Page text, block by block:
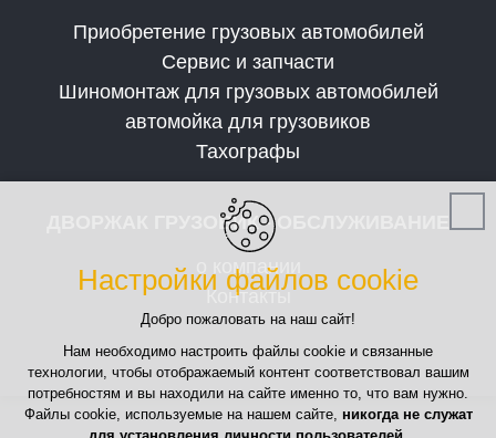
Приобретение грузовых автомобилей
Сервис и запчасти
Шиномонтаж для грузовых автомобилей
автомойка для грузовиков
Тахографы
ДВОРЖАК ГРУЗОВИК - ОБСЛУЖИВАНИЕ
о компании
Контакты
Настройки файлов cookie
Добро пожаловать на наш сайт!
Нам необходимо настроить файлы cookie и связанные
технологии, чтобы отображаемый контент соответствовал вашим
потребностям и вы находили на сайте именно то, что вам нужно.
Файлы cookie, используемые на нашем сайте, никогда не служат